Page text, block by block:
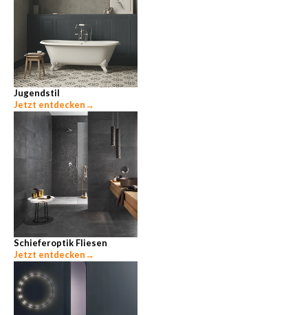
Jugendstil
Jetzt entdecken→
Schieferoptik Fliesen
Jetzt entdecken→